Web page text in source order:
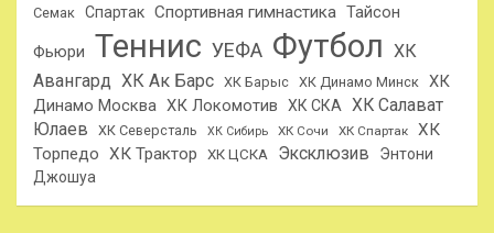
Семак
Спартак Спортивная гимнастика Тайсон
Фьюри Теннис УЕФА Футбол ХК
Авангард ХК Ак Барс ХК Барыс ХК Динамо Минск
ХК
Динамо Москва ХК Локомотив ХК СКА
ХК Салават
Юлаев
ХК Северсталь ХК Сибирь ХК Сочи ХК Спартак
ХК
Торпедо ХК Трактор ХК ЦСКА Эксклюзив
Энтони
Джошуа